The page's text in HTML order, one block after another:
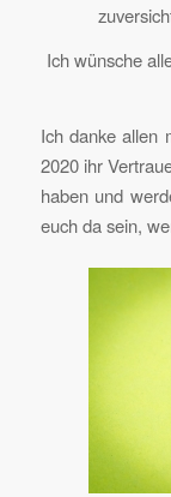
Ich wünsche
Ich danke allen
2020 ihr
haben und
euch da sein,